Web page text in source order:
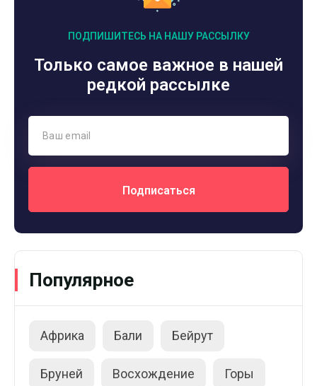
ПОДПИШИТЕСЬ НА НАШУ РАССЫЛКУ
Только самое важное в нашей
редкой рассылке
Подписаться
Популярное
Африка Бали Бейрут
Бруней Восхождение Горы